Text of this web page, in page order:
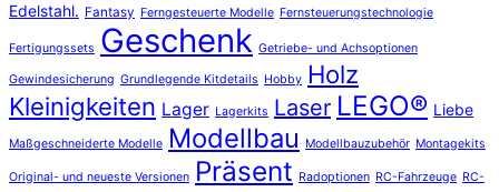
Edelstahl. Fantasy Ferngesteuerte Modelle Fernsteuerungstechnologie
Fertigungssets Geschenk Getriebe- und Achsoptionen
Gewindesicherung Grundlegende Kitdetails Hobby Holz
Kleinigkeiten Lager Lagerkits Laser LEGO® Liebe
Maßgeschneiderte Modelle Modellbau Modellbauzubehör Montagekits
Original- und neueste Versionen Präsent Radoptionen RC-Fahrzeuge RC-